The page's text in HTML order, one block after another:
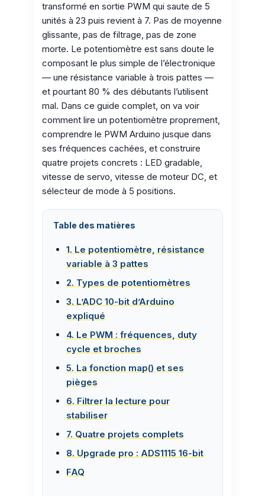
transformé en sortie PWM qui saute de 5
unités à 23 puis revient à 7. Pas de moyenne
glissante, pas de filtrage, pas de zone
morte. Le potentiomètre est sans doute le
composant le plus simple de l’électronique
— une résistance variable à trois pattes —
et pourtant 80 % des débutants l’utilisent
mal. Dans ce guide complet, on va voir
comment lire un potentiomètre proprement,
comprendre le PWM Arduino jusque dans
ses fréquences cachées, et construire
quatre projets concrets : LED gradable,
vitesse de servo, vitesse de moteur DC, et
sélecteur de mode à 5 positions.
Table des matières
1. Le potentiomètre, résistance
variable à 3 pattes
2. Types de potentiomètres
3. L’ADC 10-bit d’Arduino
expliqué
4. Le PWM : fréquences, duty
cycle et broches
5. La fonction map() et ses
pièges
6. Filtrer la lecture pour
stabiliser
7. Quatre projets complets
8. Upgrade pro : ADS1115 16-bit
FAQ